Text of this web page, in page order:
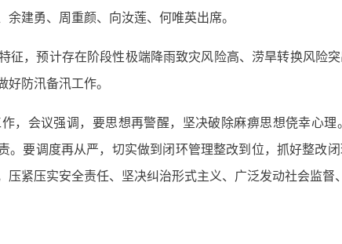
建勇、周重颜、向汝莲、何唯英出席。
征，预计存在阶段性极端降雨致灾风险高、涝旱转换风险
防汛备汛工作。
，会议强调，要思想再警醒，坚决破除麻痹思想侥幸心
责。要调度再从严，切实做到闭环管理整改到位，抓好整改
紧压实安全责任、坚决纠治形式主义、广泛发动社会监督